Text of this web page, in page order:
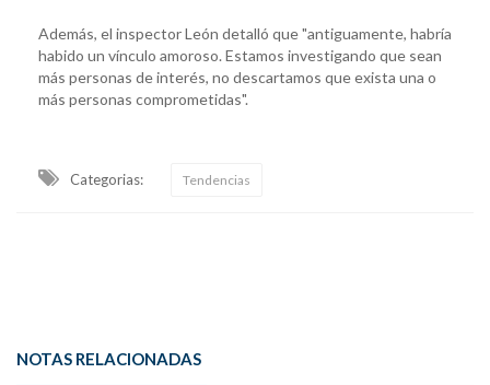
Además, el inspector León detalló que "antiguamente, habría
habido un vínculo amoroso. Estamos investigando que sean
más personas de interés, no descartamos que exista una o
más personas comprometidas".
Categorias: Tendencias
NOTAS RELACIONADAS